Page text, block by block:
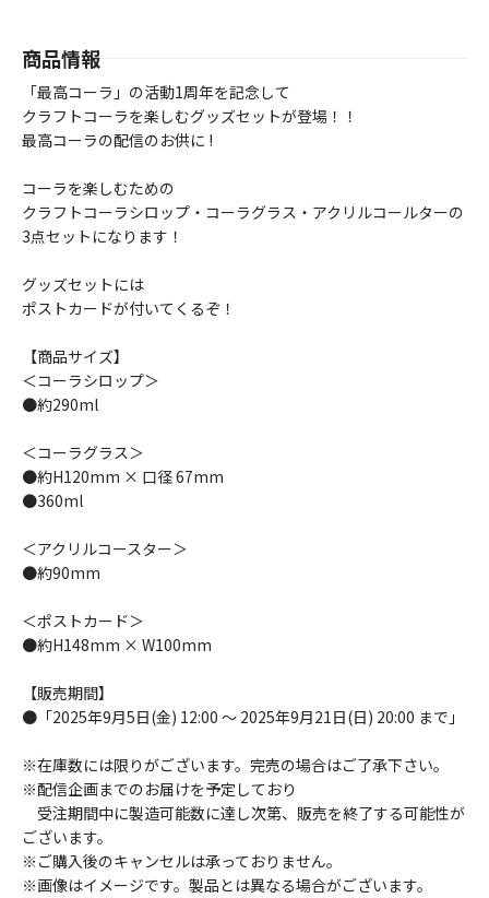
商品情報
「最高コーラ」の活動1周年を記念して
クラフトコーラを楽しむグッズセットが登場！！
最高コーラの配信のお供に !
コーラを楽しむための
クラフトコーラシロップ・コーラグラス・アクリルコールターの
3点セットになります！
グッズセットには
ポストカードが付いてくるぞ！
【商品サイズ】
＜コーラシロップ＞
●約290ml
＜コーラグラス＞
●約H120mm × 口径 67mm
●360ml
＜アクリルコースター＞
●約90mm
＜ポストカード＞
●約H148mm × W100mm
【販売期間】
●「2025年9月5日(金) 12:00 〜 2025年9月21日(日) 20:00 まで」
※在庫数には限りがございます。完売の場合はご了承下さい。
※配信企画までのお届けを予定しており
受注期間中に製造可能数に達し次第、販売を終了する可能性が
ございます。
※ご購入後のキャンセルは承っておりません。
※画像はイメージです。製品とは異なる場合がございます。